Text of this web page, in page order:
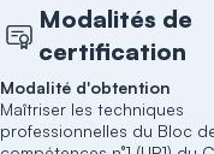
Modalités de
certification
Modalité d'obtention
Maîtriser les techniques
professionnelles du Bloc